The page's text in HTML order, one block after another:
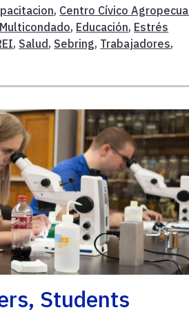
, Centro Cívico
, Educación, Estrés
, Salud, Sebring, Trabajadores,
Students